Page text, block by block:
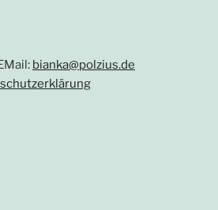
bianka@polzius.de